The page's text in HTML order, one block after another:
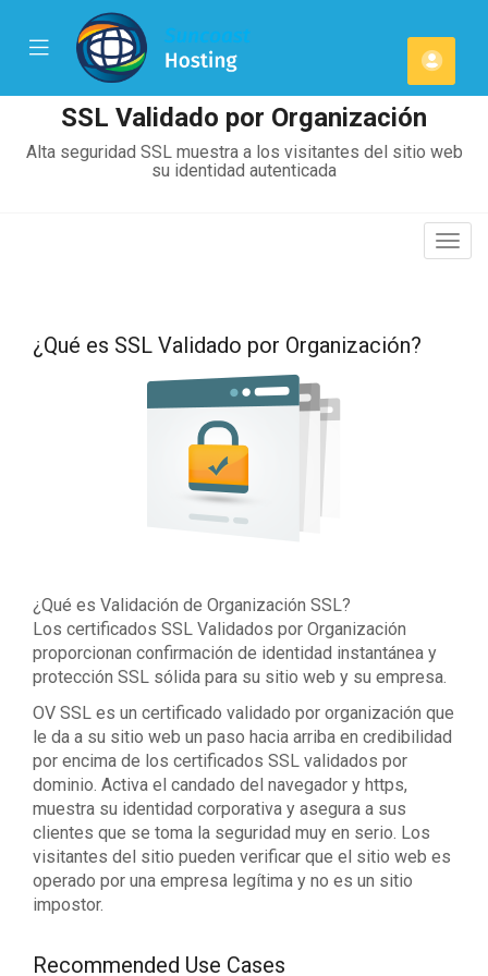
Mobile
Menu
SSL Validado por Organización
Alta seguridad SSL muestra a los visitantes del sitio web
su identidad autenticada
¿Qué es SSL Validado por Organización?
¿Qué es Validación de Organización SSL?
Los certificados SSL Validados por Organización
proporcionan confirmación de identidad instantánea y
protección SSL sólida para su sitio web y su empresa.
OV SSL es un certificado validado por organización que
le da a su sitio web un paso hacia arriba en credibilidad
por encima de los certificados SSL validados por
dominio. Activa el candado del navegador y https,
muestra su identidad corporativa y asegura a sus
clientes que se toma la seguridad muy en serio. Los
visitantes del sitio pueden verificar que el sitio web es
operado por una empresa legítima y no es un sitio
impostor.
Recommended Use Cases